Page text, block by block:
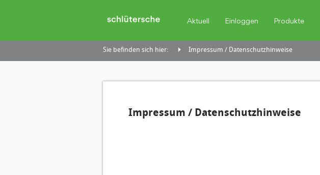
Aktuell Einloggen Produkte
Sie befinden sich hier: Impressum / Datenschutzhinweise
Impressum / Datenschutzhinweise